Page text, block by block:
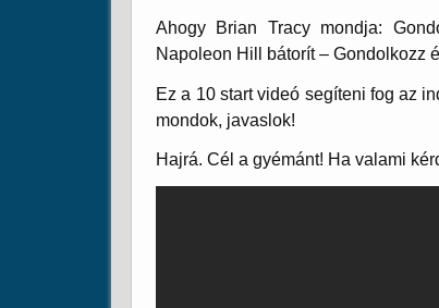
Ahogy Brian Tracy mondja:
Napoleon Hill bátorít – Gondolkozz
Ez a 10 start videó segíteni fog az
mondok, javaslok!
Hajrá. Cél a gyémánt! Ha valami